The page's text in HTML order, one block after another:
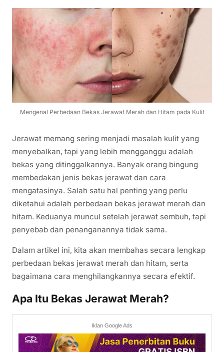
Mengenal Perbedaan Bekas Jerawat Merah dan Hitam pada Kulit
Jerawat memang sering menjadi masalah kulit yang
menyebalkan, tapi yang lebih mengganggu adalah
bekas yang ditinggalkannya. Banyak orang bingung
membedakan jenis bekas jerawat dan cara
mengatasinya. Salah satu hal penting yang perlu
diketahui adalah perbedaan bekas jerawat merah dan
hitam. Keduanya muncul setelah jerawat sembuh, tapi
penyebab dan penanganannya tidak sama.
Dalam artikel ini, kita akan membahas secara lengkap
perbedaan bekas jerawat merah dan hitam, serta
bagaimana cara menghilangkannya secara efektif.
Apa Itu Bekas Jerawat Merah?
Iklan Google Ads